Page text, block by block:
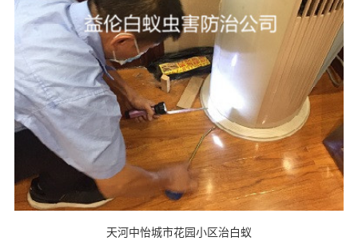
天河中怡城市花园小区治白蚁